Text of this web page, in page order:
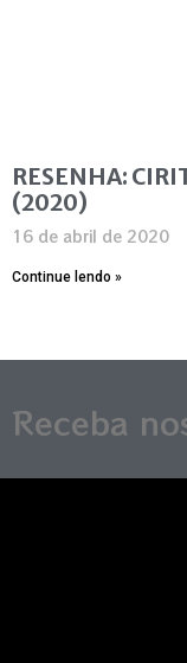
RESENHA:
(2020)
16 de abril de 2020
Continue lendo »
Receba